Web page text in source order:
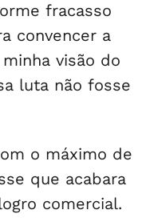
fracasso
convencer a
visão do
luta não fosse
o máximo de
que acabara
comercial.